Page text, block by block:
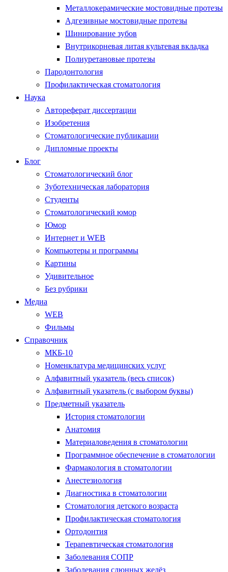
Металлокерамические мостовидные протезы
Адгезивные мостовидные протезы
Шинирование зубов
Внутрикорневая литая культевая вкладка
Полиуретановые протезы
Пародонтология
Профилактическая стоматология
Наука
Автореферат диссертации
Изобретения
Стоматологические публикации
Дипломные проекты
Блог
Стоматологический блог
Зуботехническая лаборатория
Студенты
Стоматологический юмор
Юмор
Интернет и WEB
Компьютеры и программы
Картины
Удивительное
Без рубрики
Медиа
WEB
Фильмы
Справочник
МКБ-10
Номенклатура медицинских услуг
Алфавитный указатель (весь список)
Алфавитный указатель (с выбором буквы)
Предметный указатель
История стоматологии
Анатомия
Материаловедения в стоматологии
Программное обеспечение в стоматологии
Фармакология в стоматологии
Анестезиология
Диагностика в стоматологии
Стоматология детского возраста
Профилактическая стоматология
Ортодонтия
Терапевтическая стоматология
Заболевания СОПР
Заболевания слюнных желёз